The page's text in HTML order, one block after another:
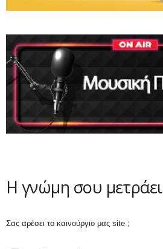
Η γνώμη σου μετράει
Σας αρέσει το καινούργιο μας site ;